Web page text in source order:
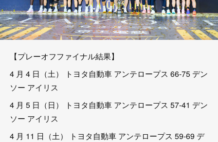
【プレーオフファイナル結果】
4 月 4 日（土） トヨタ自動車 アンテロープス 66-75 デン
ソー アイリス
4 月 5 日（日） トヨタ自動車 アンテロープス 57-41 デン
ソー アイリス
4 月 11 日（土） トヨタ自動車 アンテロープス 59-69 デ